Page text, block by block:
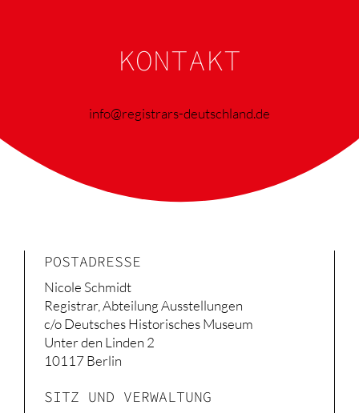
KONTAKT
info@registrars-deutschland.de
POSTADRESSE
Nicole Schmidt
Registrar, Abteilung Ausstellungen
c/o Deutsches Historisches Museum
Unter den Linden 2
10117 Berlin
SITZ UND VERWALTUNG